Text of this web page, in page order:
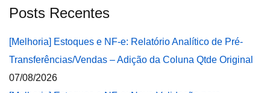
Posts Recentes
[Melhoria] Estoques e NF-e: Relatório Analítico de Pré-
Transferências/Vendas – Adição da Coluna Qtde Original
07/08/2026